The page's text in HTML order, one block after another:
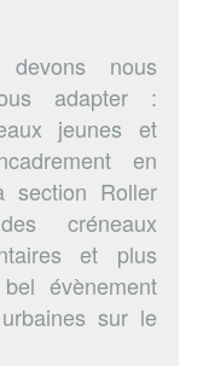
devons nous
adapter :
jeunes et
en
section Roller
créneaux
et plus
évènement
sur le